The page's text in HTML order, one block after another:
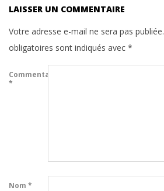
LAISSER UN COMMENTAIRE
Votre adresse e-mail ne sera pas publiée.
obligatoires sont indiqués avec *
Commentaire
*
Nom *